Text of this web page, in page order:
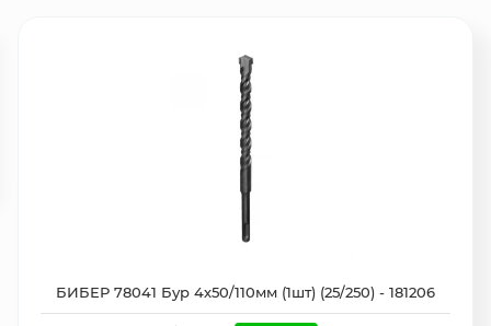
БИБЕР 78041 Бур 4х50/110мм (1шт) (25/250) - 181206